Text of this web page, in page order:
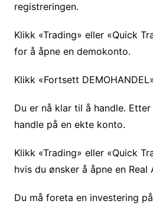
registreringen.
Klikk «Trading» eller «Quick
for å åpne en demokonto.
Klikk «Fortsett
Du er nå klar til å handle.
handle på en ekte konto.
Klikk «Trading» eller «Quick
hvis du ønsker å åpne en Real
Du må foreta en investering